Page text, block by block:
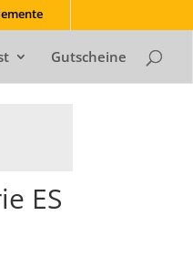
Gutscheine
ES